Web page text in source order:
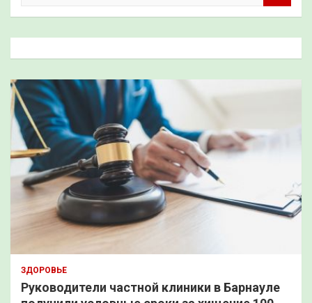
к
ЗДОРОВЬЕ
Руководители частной клиники в Барнауле